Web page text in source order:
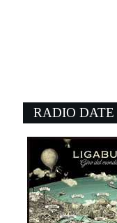
Sony
I'm in
RADIO DATE